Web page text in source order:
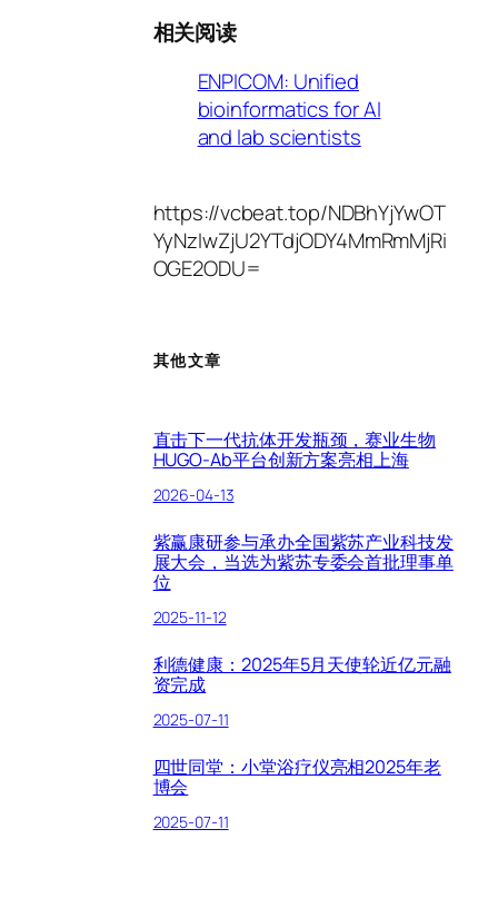
相关阅读
ENPICOM: Unified
bioinformatics for AI
and lab scientists
https://vcbeat.top/NDBhYjYwOT
YyNzIwZjU2YTdjODY4MmRmMjRi
OGE2ODU=
其他文章
直击下一代抗体开发瓶颈，赛业生物
HUGO-Ab平台创新方案亮相上海
2026-04-13
紫赢康研参与承办全国紫苏产业科技发
展大会，当选为紫苏专委会首批理事单
位
2025-11-12
利德健康：2025年5月天使轮近亿元融
资完成
2025-07-11
四世同堂：小堂浴疗仪亮相2025年老
博会
2025-07-11